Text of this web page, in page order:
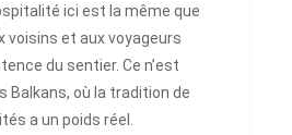
ici est la même que
voisins et aux voyageurs
du sentier. Ce n’est
Balkans, où la tradition de
a un poids réel.